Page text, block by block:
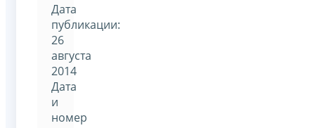
Дата
публикации:
26
августа
2014
Дата
и
номер